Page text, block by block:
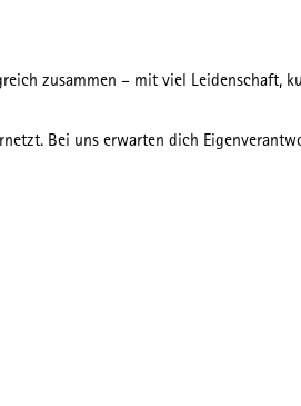
zusammen – mit viel Leidenschaft,
Bei uns erwarten dich